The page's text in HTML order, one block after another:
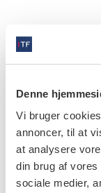
Denne
Vi bruger
annoncer, til at
at analysere
din brug af
sociale medier,
nyheder
20.8.2025
Forskerholdet
26,4 %,
blandt de